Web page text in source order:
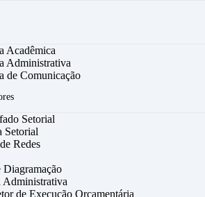
Acadêmica
Administrativa
de Comunicação
Setorial
Setorial
Redes
Diagramação
Administrativa
de Execução Orçamentária